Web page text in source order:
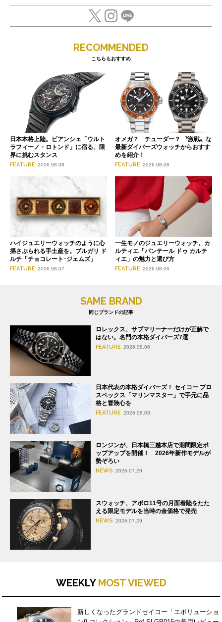
RECOMMENDED
こちらもおすすめ
日本本格上陸。ビアンシェ「ウルト
ラフィーノ・ロトンド」に宿る、限
界に挑むスタンス
FEATURE 2026.08.08
オメガ？ チューダー？ 〝激戦〟な
最新ダイバーズウォッチからおすす
めを紹介！
FEATURE 2026.08.08
ハイジュエリーウォッチのように心
揺さぶられる手土産を。ブルガリ ド
ルチ「チョコレート･ジェムズ」
FEATURE 2026.08.07
一生モノのジュエリーウォッチ。カ
ルティエ「パンテール ドゥ カルテ
ィエ」の魅力と選び方
FEATURE 2026.08.06
SAME BRAND
同じブランドの記事
ロレックス、サブマリーナーだけが正解で
はない。名門の本格ダイバーズ7選
FEATURE 2026.08.06
日本代表の本格ダイバーズ！ セイコー プロ
スペックス「マリンマスター」で手元に品
格と冒険心を
FEATURE 2026.08.03
ロンジンが、日本橋三越本店で期間限定ポ
ップアップを開催！ 2026年新作モデルが
勢ぞろい
NEWS 2026.07.29
スウォッチ、アポロ11号の月面着陸をたた
える限定モデルを当時の金価格で発売
NEWS 2026.07.29
WEEKLY MOST VIEWED
新しくなったグランドセイコー「エボリューショ